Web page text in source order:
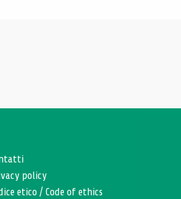
policy
etico /Code of ethics